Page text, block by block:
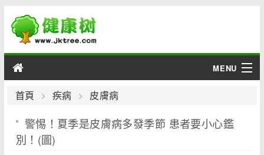
MENU
男性
女性
首頁 疾病 皮膚病
警惕！夏季是皮膚病多發季節 患者要小心鑑
別！(圖)